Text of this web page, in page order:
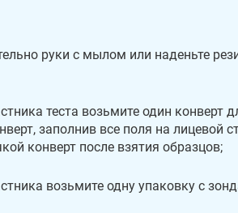
руки с мылом или наденьте
теста возьмите один конверт
заполнив все поля на лицевой
конверт после взятия образцов;
возьмите одну упаковку с